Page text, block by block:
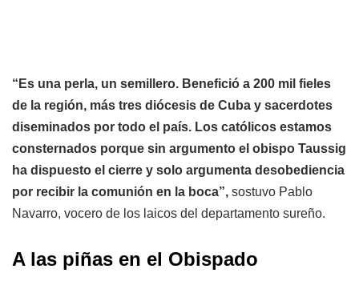
“Es una perla, un semillero. Benefició a 200 mil fieles
de la región, más tres diócesis de Cuba y sacerdotes
diseminados por todo el país. Los católicos estamos
consternados porque sin argumento el obispo Taussig
ha dispuesto el cierre y solo argumenta desobediencia
por recibir la comunión en la boca”, sostuvo Pablo
Navarro, vocero de los laicos del departamento sureño.
A las piñas en el Obispado